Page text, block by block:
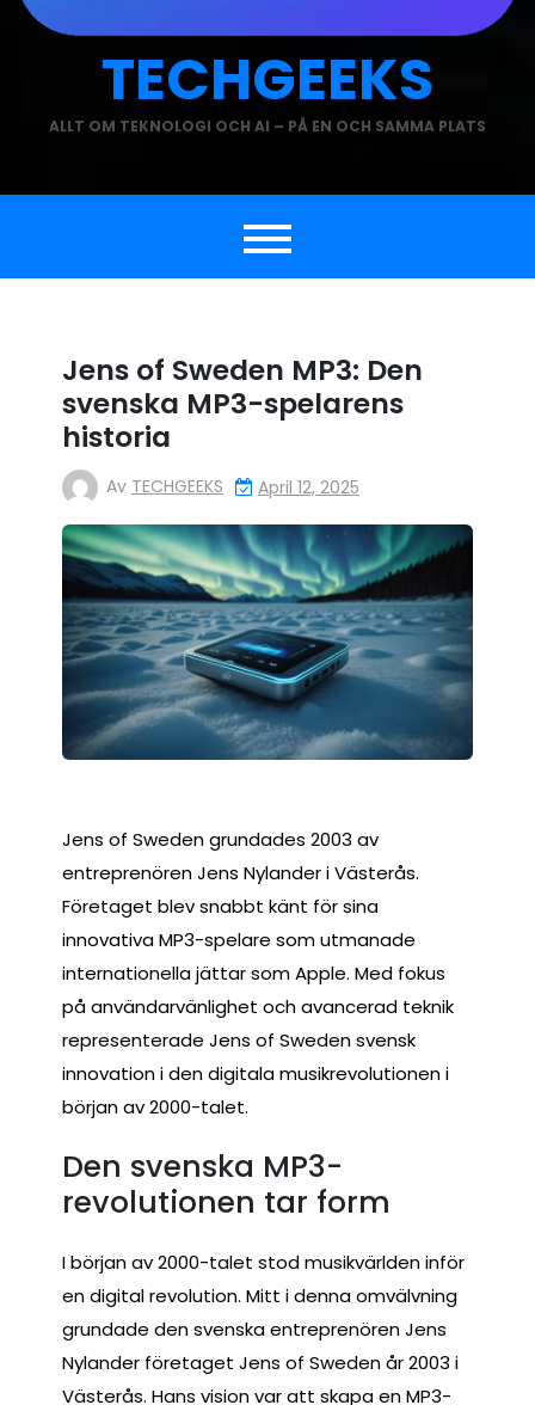
TECHGEEKS
ALLT OM TEKNOLOGI OCH AI – PÅ EN OCH SAMMA PLATS
Jens of Sweden MP3: Den
svenska MP3-spelarens
historia
Av TECHGEEKS April 12, 2025
Jens of Sweden grundades 2003 av
entreprenören Jens Nylander i Västerås.
Företaget blev snabbt känt för sina
innovativa MP3-spelare som utmanade
internationella jättar som Apple. Med fokus
på användarvänlighet och avancerad teknik
representerade Jens of Sweden svensk
innovation i den digitala musikrevolutionen i
början av 2000-talet.
Den svenska MP3-
revolutionen tar form
I början av 2000-talet stod musikvärlden inför
en digital revolution. Mitt i denna omvälvning
grundade den svenska entreprenören Jens
Nylander företaget Jens of Sweden år 2003 i
Västerås. Hans vision var att skapa en MP3-